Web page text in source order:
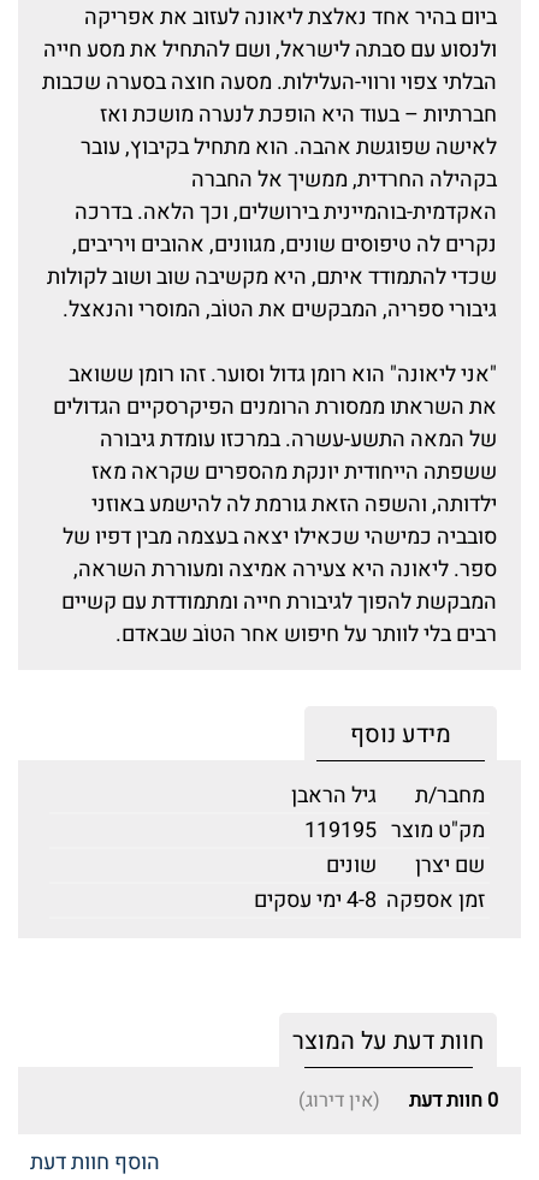
ביום בהיר אחד נאלצת ליאונה לעזוב את אפריקה
ולנסוע עם סבתה לישראל, ושם להתחיל את מסע חייה
הבלתי צפוי ורווי-העלילות. מסעה חוצה בסערה שכבות
חברתיות – בעוד היא הופכת לנערה מושכת ואז
לאישה שפוגשת אהבה. הוא מתחיל בקיבוץ, עובר
בקהילה החרדית, ממשיך אל החברה
האקדמית-בוהמיינית בירושלים, וכך הלאה. בדרכה
נקרים לה טיפוסים שונים, מגוונים, אהובים ויריבים,
שכדי להתמודד איתם, היא מקשיבה שוב ושוב לקולות
גיבורי ספריה, המבקשים את הטוֹב, המוסרי והנאצל.
"אני ליאונה" הוא רומן גדול וסוער. זהו רומן ששואב
את השראתו ממסורת הרומנים הפיקרסקיים הגדולים
של המאה התשע-עשרה. במרכזו עומדת גיבורה
ששפתה הייחודית יונקת מהספרים שקראה מאז
ילדותה, והשפה הזאת גורמת לה להישמע באוזני
סובביה כמישהי שכאילו יצאה בעצמה מבין דפיו של
ספר. ליאונה היא צעירה אמיצה ומעוררת השראה,
המבקשת להפוך לגיבורת חייה ומתמודדת עם קשיים
רבים בלי לוותר על חיפוש אחר הטוֹב שבאדם.
מידע נוסף
מחבר/ת
גיל הראבן
מק"ט מוצר 119195
שם יצרן
שונים
זמן אספקה 4-8 ימי עסקים
חוות דעת על המוצר
0 חוות דעת (אין דירוג)
הוסף חוות דעת